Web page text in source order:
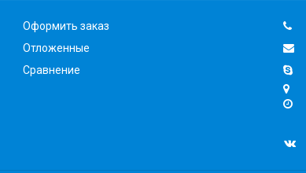
Оформить заказ
Отложенные
Сравнение